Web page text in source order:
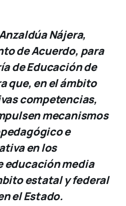
Nájera,
de Acuerdo, para
de Educación de
que, en el ámbito
competencias,
mecanismos
e
en los
educación media
estatal y federal
el Estado.